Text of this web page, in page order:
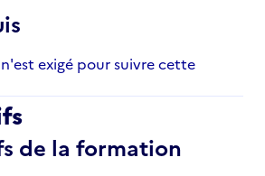
exigé pour suivre cette
de la formation